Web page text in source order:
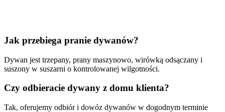
Jak przebiega pranie dywanów?
Dywan jest trzepany, prany maszynowo, wirówką odsączany i
suszony w suszarni o kontrolowanej wilgotności.
Czy odbieracie dywany z domu klienta?
Tak, oferujemy odbiór i dowóz dywanów w dogodnym terminie